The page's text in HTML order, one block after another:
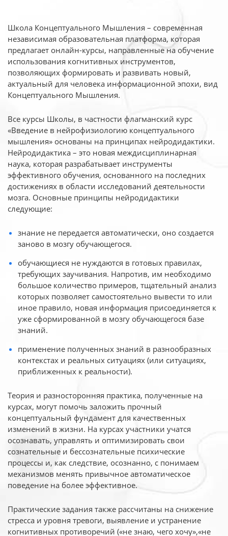
Школа Концептуального Мышления – современная
независимая образовательная платформа, которая
предлагает онлайн-курсы, направленные на обучение
использования когнитивных инструментов,
позволяющих формировать и развивать новый,
актуальный для человека информационной эпохи, вид
Концептуального Мышления.
Все курсы Школы, в частности флагманский курс
«Введение в нейрофизиологию концептуального
мышления» основаны на принципах нейродидактики.
Нейродидактика – это новая междисциплинарная
наука, которая разрабатывает инструменты
эффективного обучения, основанного на последних
достижениях в области исследований деятельности
мозга. Основные принципы нейродидактики
следующие:
знание не передается автоматически, оно создается
заново в мозгу обучающегося.
обучающиеся не нуждаются в готовых правилах,
требующих заучивания. Напротив, им необходимо
большое количество примеров, тщательный анализ
которых позволяет самостоятельно вывести то или
иное правило, новая информация присоединяется к
уже сформированной в мозгу обучающегося базе
знаний.
применение полученных знаний в разнообразных
контекстах и реальных ситуациях (или ситуациях,
приближенных к реальности).
Теория и разносторонняя практика, полученные на
курсах, могут помочь заложить прочный
концептуальный фундамент для качественных
изменений в жизни. На курсах участники учатся
осознавать, управлять и оптимизировать свои
сознательные и бессознательные психические
процессы и, как следствие, осознанно, с понимаем
механизмов менять привычное автоматическое
поведение на более эффективное.
Практические задания также рассчитаны на снижение
стресса и уровня тревоги, выявление и устранение
когнитивных противоречий («не знаю, чего хочу»,«не